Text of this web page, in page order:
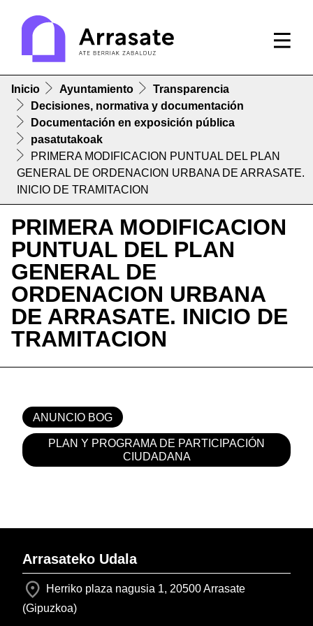
Inicio Ayuntamiento
Transparencia
Decisiones, normativa y documentación
Documentación en exposición pública
pasatutakoak
PRIMERA MODIFICACION PUNTUAL DEL PLAN
GENERAL DE ORDENACION URBANA DE ARRASATE.
INICIO DE TRAMITACION
PRIMERA MODIFICACION
PUNTUAL DEL PLAN
GENERAL DE
ORDENACION URBANA
DE ARRASATE. INICIO DE
TRAMITACION
ANUNCIO BOG
PLAN Y PROGRAMA DE PARTICIPACIÓN
CIUDADANA
Arrasateko Udala
Herriko plaza nagusia 1, 20500 Arrasate
(Gipuzkoa)